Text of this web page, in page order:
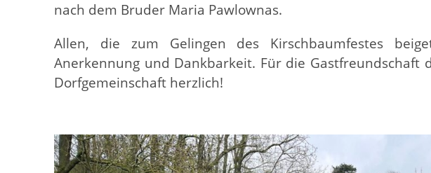
nach dem Bruder Maria Pawlownas.
Allen, die zum Gelingen des Kirschbaumfestes
Anerkennung und Dankbarkeit. Für die Gastfreundschaft
Dorfgemeinschaft herzlich!